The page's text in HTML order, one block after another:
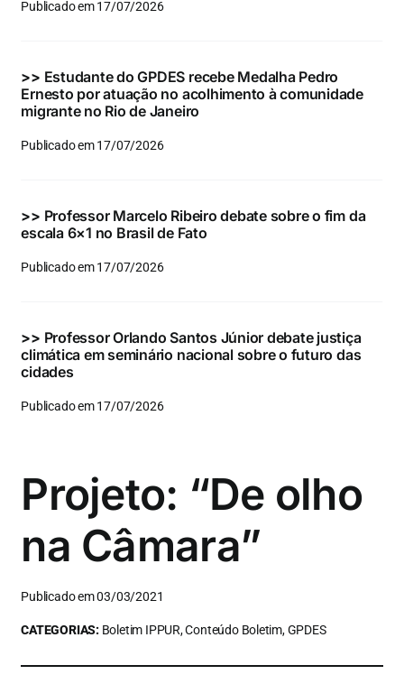
para:
Publicado em 17/07/2026
>> Estudante do GPDES recebe Medalha Pedro
Ernesto por atuação no acolhimento à comunidade
migrante no Rio de Janeiro
Publicado em 17/07/2026
>> Professor Marcelo Ribeiro debate sobre o fim da
escala 6×1 no Brasil de Fato
Publicado em 17/07/2026
>> Professor Orlando Santos Júnior debate justiça
climática em seminário nacional sobre o futuro das
cidades
Publicado em 17/07/2026
Projeto: “De olho
na Câmara”
Publicado em 03/03/2021
CATEGORIAS: Boletim IPPUR, Conteúdo Boletim, GPDES